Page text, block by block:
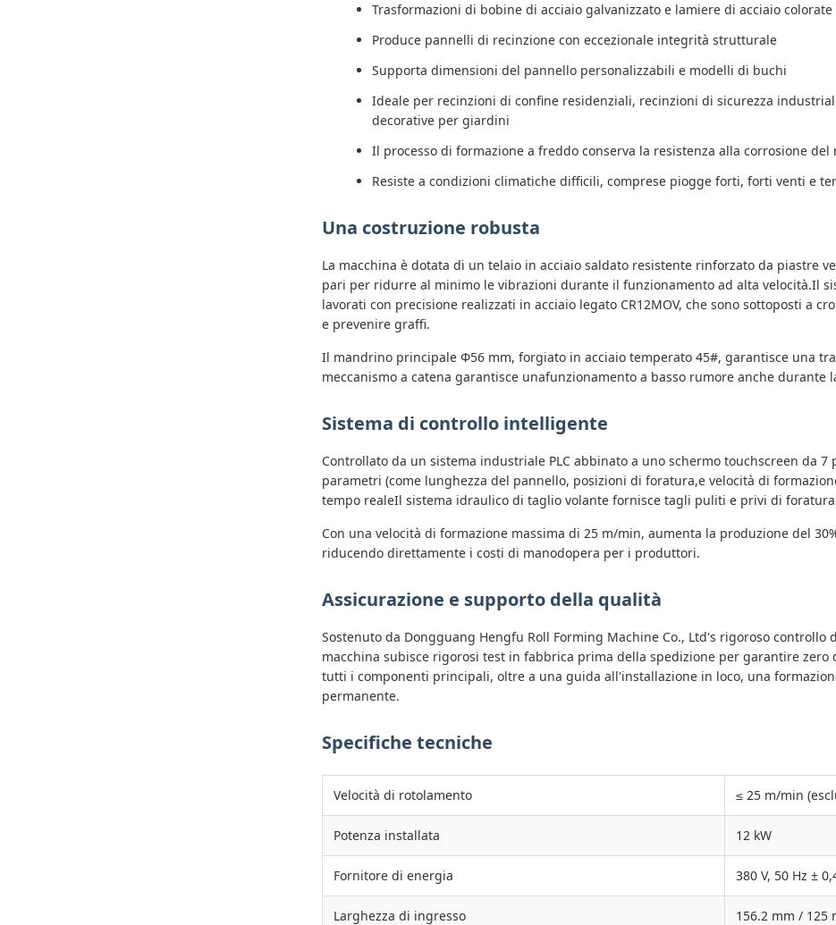
Trasformazioni di bobine di acciaio galvanizzato e lamiere di acciaio
Produce pannelli di recinzione con eccezionale integrità strutturale
Supporta dimensioni del pannello personalizzabili e modelli di buchi
Ideale per recinzioni di confine residenziali, recinzioni di sicurezza
decorative per giardini
Il processo di formazione a freddo conserva la resistenza alla corrosione
Resiste a condizioni climatiche difficili, comprese piogge forti, forti venti e
Una costruzione robusta
La macchina è dotata di un telaio in acciaio saldato resistente rinforzato da piastre
pari per ridurre al minimo le vibrazioni durante il funzionamento ad alta velocità.Il
lavorati con precisione realizzati in acciaio legato CR12MOV, che sono sottoposti a
e prevenire graffi.
Il mandrino principale Φ56 mm, forgiato in acciaio temperato 45#, garantisce una
meccanismo a catena garantisce unafunzionamento a basso rumore anche durante
Sistema di controllo intelligente
Controllato da un sistema industriale PLC abbinato a uno schermo touchscreen da
parametri (come lunghezza del pannello, posizioni di foratura,e velocità di
tempo realeIl sistema idraulico di taglio volante fornisce tagli puliti e privi di
Con una velocità di formazione massima di 25 m/min, aumenta la produzione del
riducendo direttamente i costi di manodopera per i produttori.
Assicurazione e supporto della qualità
Sostenuto da Dongguang Hengfu Roll Forming Machine Co., Ltd's rigoroso
macchina subisce rigorosi test in fabbrica prima della spedizione per garantire
tutti i componenti principali, oltre a una guida all'installazione in loco, una
permanente.
Specifiche tecniche
Velocità di rotolamento ≤ 25 m/min
Potenza installata 12 kW
Fornitore di energia 380 V, 50 Hz ±
Larghezza di ingresso 156.2 mm / 125